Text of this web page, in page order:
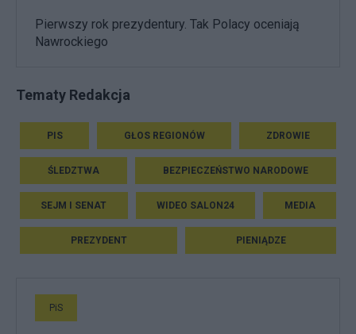
Pierwszy rok prezydentury. Tak Polacy oceniają
Nawrockiego
Tematy Redakcja
PIS GŁOS REGIONÓW ZDROWIE
ŚLEDZTWA BEZPIECZEŃSTWO NARODOWE
SEJM I SENAT WIDEO SALON24 MEDIA
PREZYDENT PIENIĄDZE
PiS